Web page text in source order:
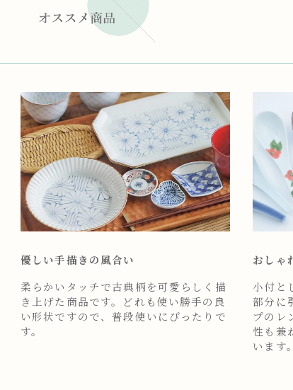
優しい手描きの風合い
柔らかいタッチで古典柄を可愛らしく描
き上げた商品です。どれも使い勝手の良
い形状ですので、普段使いにぴったりで
す。
おしゃ
小付と
部分に
プのレ
性も兼
います。